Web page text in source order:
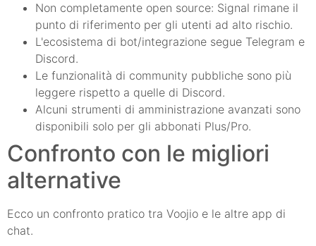
Non completamente open source: Signal rimane il
punto di riferimento per gli utenti ad alto rischio.
L'ecosistema di bot/integrazione segue Telegram e
Discord.
Le funzionalità di community pubbliche sono più
leggere rispetto a quelle di Discord.
Alcuni strumenti di amministrazione avanzati sono
disponibili solo per gli abbonati Plus/Pro.
Confronto con le migliori
alternative
Ecco un confronto pratico tra Voojio e le altre app di
chat.